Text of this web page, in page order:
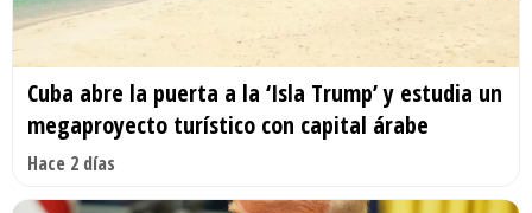
Cuba abre la puerta a la ‘Isla Trump’ y estudia un
megaproyecto turístico con capital árabe
Hace 2 días